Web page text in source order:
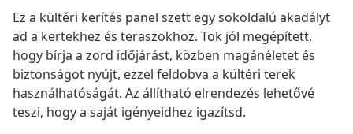
Ez a kültéri kerítés panel szett egy sokoldalú akadályt
ad a kertekhez és teraszokhoz. Tök jól megépített,
hogy bírja a zord időjárást, közben magánéletet és
biztonságot nyújt, ezzel feldobva a kültéri terek
használhatóságát. Az állítható elrendezés lehetővé
teszi, hogy a saját igényeidhez igazítsd.